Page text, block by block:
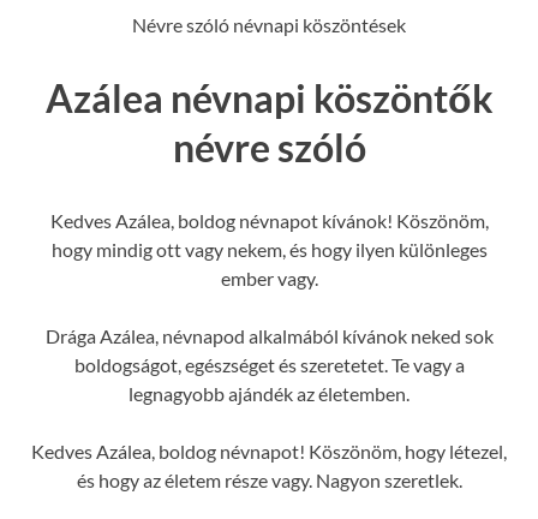
Névre szóló névnapi köszöntések
Azálea névnapi köszöntők
névre szóló
Kedves Azálea, boldog névnapot kívánok! Köszönöm,
hogy mindig ott vagy nekem, és hogy ilyen különleges
ember vagy.
Drága Azálea, névnapod alkalmából kívánok neked sok
boldogságot, egészséget és szeretetet. Te vagy a
legnagyobb ajándék az életemben.
Kedves Azálea, boldog névnapot! Köszönöm, hogy létezel,
és hogy az életem része vagy. Nagyon szeretlek.